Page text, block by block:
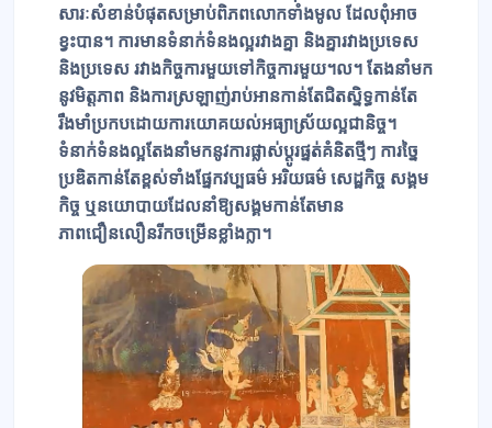
សារៈសំខាន់បំផុតសម្រាប់ពិភពលោកទាំងមូល ដែលពុំអាច
ខ្វះបាន។ ការមានទំនាក់ទំនងល្អរវាងគ្នា និងគ្នារវាងប្រទេស
និងប្រទេស រវាងកិច្ចការមួយទៅកិច្ចការមួយ។ល។ តែងនាំមក
នូវមិត្តភាព និងការស្រឡាញ់រាប់អានកាន់តែជិតស្និទ្ធកាន់តែ
រឹងមាំប្រកបដោយការយោគយល់អធ្យាស្រ័យល្អជានិច្ច។
ទំនាក់ទំនងល្អតែងនាំមកនូវការផ្លាស់ប្ដូរផ្នត់គំនិតថ្មីៗ ការច្នៃ
ប្រឌិតកាន់តែខ្ពស់ទាំងផ្នែកវប្បធម៌ អរិយធម៌ សេដ្ឋកិច្ច សង្គម
កិច្ច ឬនយោបាយដែលនាំឱ្យសង្គមកាន់តែមាន
ភាពជឿនលឿនរីកចម្រើនខ្លាំងក្លា។